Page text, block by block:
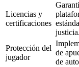
Licencias y
certificaciones
justicia.
Protección del
jugador
de
de